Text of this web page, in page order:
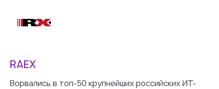
RAEX
Ворвались в топ-50 крупнейших российских ИТ-